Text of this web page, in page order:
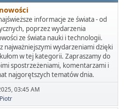
informacje ze świata - od
poprzez wydarzenia
ze świata nauki i technologii.
najważniejszymi wydarzeniami dzięki
w tej kategorii. Zapraszamy do
spostrzeżeniami, komentarzami i
najgorętszych tematów dnia.
03:45 AM
Piotr